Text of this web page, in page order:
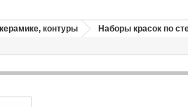
контуры Наборы красок по